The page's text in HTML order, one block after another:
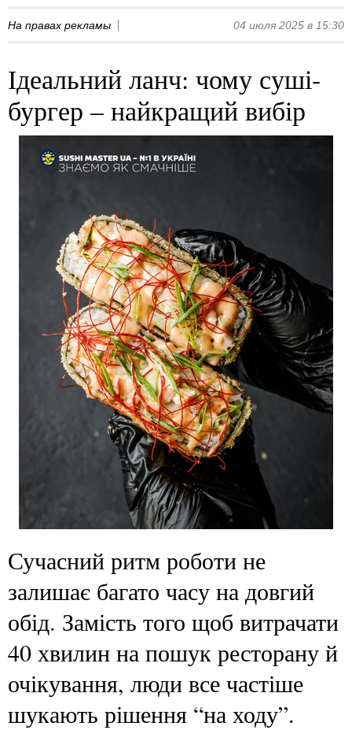
На правах рекламы 04 июля 2025 в 15:30
Ідеальний ланч: чому суші-
бургер – найкращий вибір
Сучасний ритм роботи не
залишає багато часу на довгий
обід. Замість того щоб витрачати
40 хвилин на пошук ресторану й
очікування, люди все частіше
шукають рішення “на ходу”.